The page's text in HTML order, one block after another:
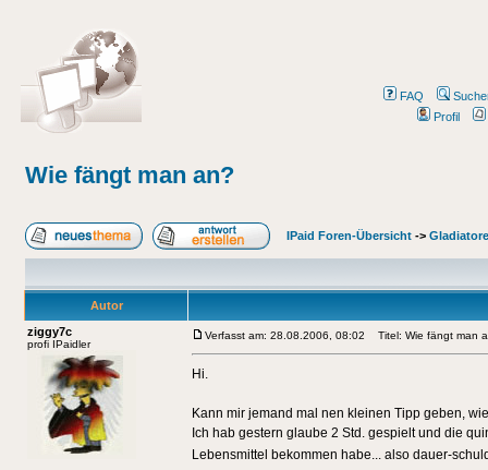
FAQ
Profil
Wie fängt man an?
IPaid Foren-Übersicht ->
Autor
ziggy7c
profi IPaidler
Verfasst am: 28.08.2006, 08:02 Titel: Wie fängt man
Hi.
Kann mir jemand mal nen kleinen Tipp geben,
Ich hab gestern glaube 2 Std. gespielt und die
Lebensmittel bekommen habe... also dauer-